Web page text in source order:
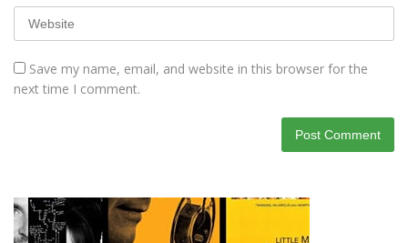
Save my name, email, and website in this browser for the
next time I comment.